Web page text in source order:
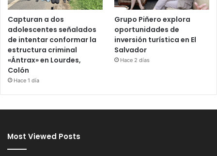
Capturan a dos
adolescentes señalados
de intentar conformar la
estructura criminal
«Ántrax» en Lourdes,
Colón
Hace 1 día
Grupo Piñero explora
oportunidades de
inversión turística en El
Salvador
Hace 2 días
Most Viewed Posts